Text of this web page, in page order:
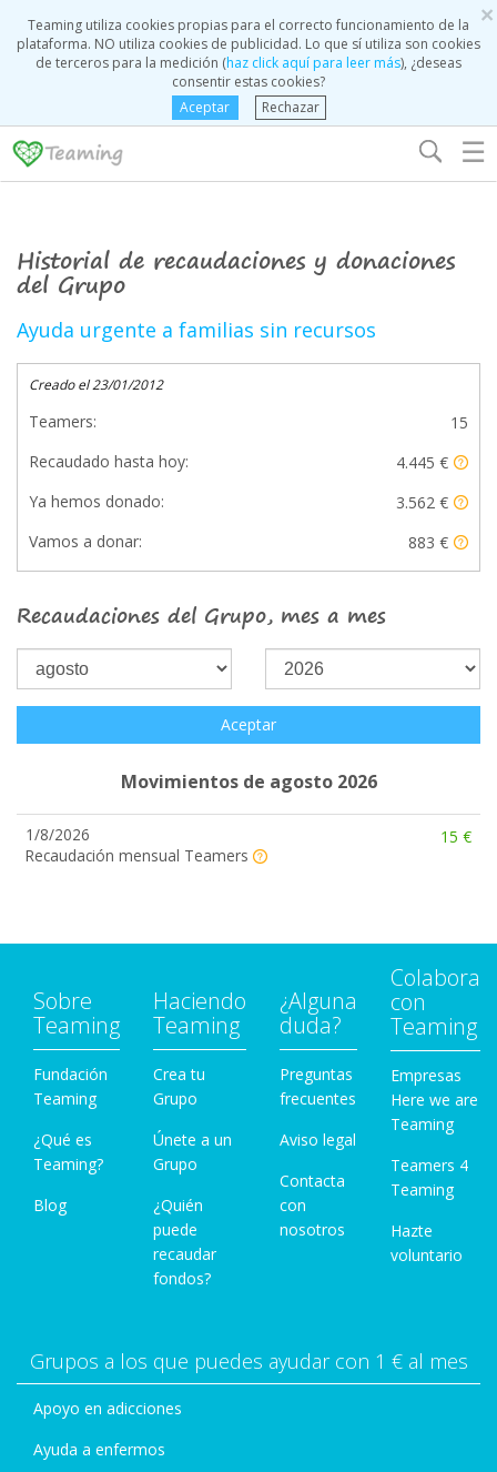
×
Teaming utiliza cookies propias para el correcto funcionamiento de la
plataforma. NO utiliza cookies de publicidad. Lo que sí utiliza son cookies
de terceros para la medición (haz click aquí para leer más), ¿deseas
consentir estas cookies?
Aceptar
Rechazar
☰
Historial de recaudaciones y donaciones
del Grupo
Ayuda urgente a familias sin recursos
Creado el 23/01/2012
Teamers:
15
Recaudado hasta hoy:
4.445 €
Ya hemos donado:
3.562 €
Vamos a donar:
883 €
Recaudaciones del Grupo, mes a mes
Aceptar
Movimientos de agosto 2026
1/8/2026
Recaudación mensual Teamers
15 €
Sobre
Teaming
Fundación
Teaming
¿Qué es
Teaming?
Blog
Haciendo
Teaming
Crea tu
Grupo
Únete a un
Grupo
¿Quién
puede
recaudar
fondos?
¿Alguna
duda?
Preguntas
frecuentes
Aviso legal
Contacta
con
nosotros
Colabora
con
Teaming
Empresas
Here we are
Teaming
Teamers 4
Teaming
Hazte
voluntario
Grupos a los que puedes ayudar con 1 € al mes
Apoyo en adicciones
Ayuda a enfermos